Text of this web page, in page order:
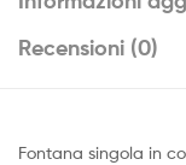
Recensioni (0)
Fontana singola in